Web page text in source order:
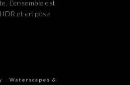
L’ensemble est
et en pose
Waterscapes &